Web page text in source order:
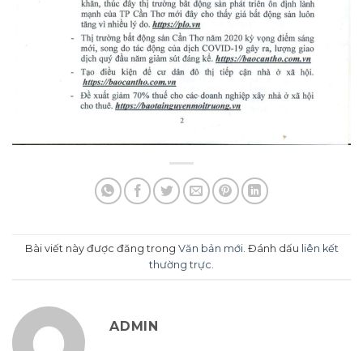
Bài viết này được đăng trong Văn bản mới. Đánh dấu liên kết
thường trực
ADMIN